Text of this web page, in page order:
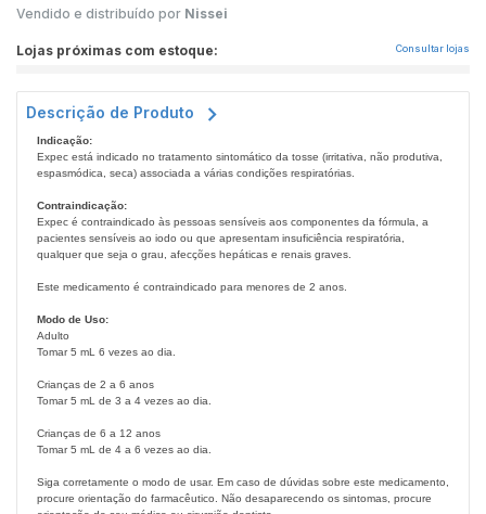
Vendido e distribuído por Nissei
Lojas próximas com estoque: Consultar lojas
Descrição de Produto
Indicação:
Expec está indicado no tratamento sintomático da tosse (irritativa, não produtiva,
espasmódica, seca) associada a várias condições respiratórias.
Contraindicação:
Expec é contraindicado às pessoas sensíveis aos componentes da fórmula, a
pacientes sensíveis ao iodo ou que apresentam insuficiência respiratória,
qualquer que seja o grau, afecções hepáticas e renais graves.
Este medicamento é contraindicado para menores de 2 anos.
Modo de Uso:
Adulto
Tomar 5 mL 6 vezes ao dia.
Crianças de 2 a 6 anos
Tomar 5 mL de 3 a 4 vezes ao dia.
Crianças de 6 a 12 anos
Tomar 5 mL de 4 a 6 vezes ao dia.
Siga corretamente o modo de usar. Em caso de dúvidas sobre este medicamento,
procure orientação do farmacêutico. Não desaparecendo os sintomas, procure